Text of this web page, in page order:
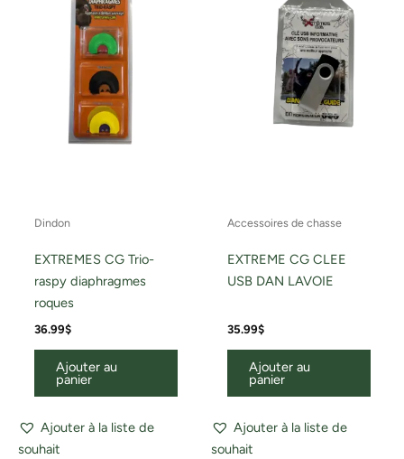
Dindon
EXTREMES CG Trio-
raspy diaphragmes
roques
36.99$
Ajouter au
panier
Ajouter à la liste de
souhait
Accessoires de chasse
EXTREME CG CLEE
USB DAN LAVOIE
35.99$
Ajouter au
panier
Ajouter à la liste de
souhait